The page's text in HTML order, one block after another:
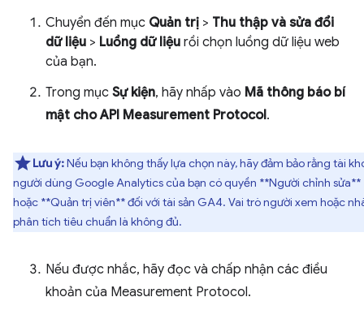
Chuyển đến mục Quản trị > Thu thập và sửa đổi
dữ liệu > Luồng dữ liệu rồi chọn luồng dữ liệu web
của bạn.
Trong mục Sự kiện, hãy nhấp vào Mã thông báo bí
mật cho API Measurement Protocol.
Lưu ý:Nếu bạn không thấy lựa chọn này, hãy đảm bảo rằng tài
người dùng Google Analytics của bạn có quyền **Người chỉnh sửa**
hoặc **Quản trị viên** đối với tài sản GA4. Vai trò người xem hoặc
phân tích tiêu chuẩn là không đủ.
Nếu được nhắc, hãy đọc và chấp nhận các điều
khoản của Measurement Protocol.